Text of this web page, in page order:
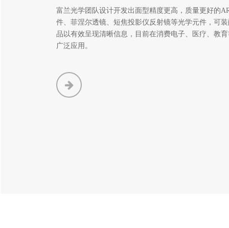
富兰光学团队设计开发出面型精度更高，质量更好的
件、菲涅尔透镜、短焦投影仪反射镜等光学元件，可
品以有效呈现清晰信息，目前在消费电子、医疗、教
广泛应用。